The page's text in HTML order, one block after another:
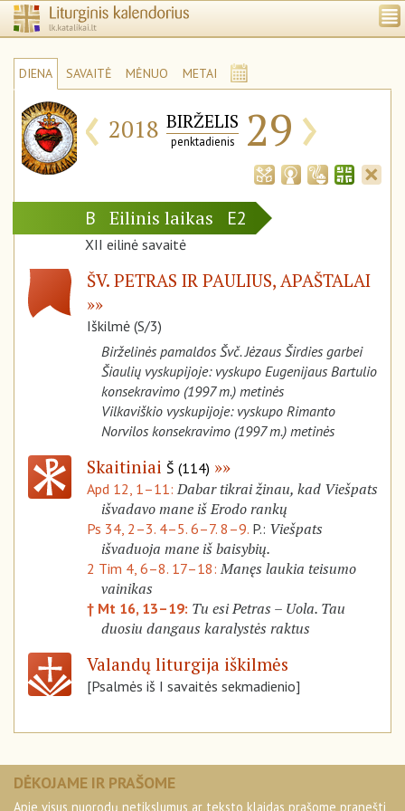
DIENA SAVAITĖ MĖNUO METAI
‹ 2018 BIRŽELIS
penktadienis 29 ›
B Eilinis laikas E2
XII eilinė savaitė
ŠV. PETRAS IR PAULIUS, APAŠTALAI
Iškilmė (S/3)
Birželinės pamaldos Švč. Jėzaus Širdies garbei
Šiaulių vyskupijoje: vyskupo Eugenijaus Bartulio
konsekravimo (1997 m.) metinės
Vilkaviškio vyskupijoje: vyskupo Rimanto
Norvilos konsekravimo (1997 m.) metinės
Skaitiniai Š (114)
Apd 12, 1–11:Dabar tikrai žinau, kad Viešpats
išvadavo mane iš Erodo rankų
Ps 34, 2–3. 4–5. 6–7. 8–9. P.: Viešpats
išvaduoja mane iš baisybių.
2 Tim 4, 6–8. 17–18:Manęs laukia teisumo
vainikas
† Mt 16, 13–19: Tu esi Petras – Uola. Tau
duosiu dangaus karalystės raktus
Valandų liturgija iškilmės
[Psalmės iš I savaitės sekmadienio]
DĖKOJAME IR PRAŠOME
Apie visus nuorodų netikslumus ar teksto klaidas prašome pranešti